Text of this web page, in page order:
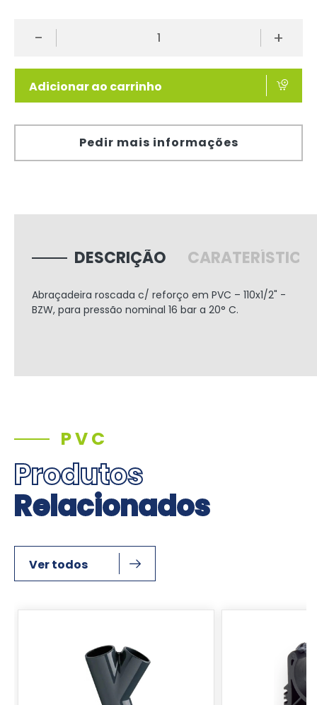
- +
Adicionar ao carrinho
Pedir mais informações
DESCRIÇÃO
Abraçadeira roscada c/ reforço em PVC – 110x1/2" -
BZW, para pressão nominal 16 bar a 20° C.
PVC
Produtos
Relacionados
Ver todos